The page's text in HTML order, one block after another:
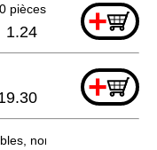
pièces) +
1.24
+
non commandable